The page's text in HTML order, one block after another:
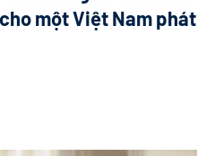
một Việt Nam phát